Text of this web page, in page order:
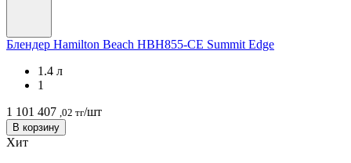
Блендер Hamilton Beach HBH855-CE Summit Edge
1.4 л
1
1 101 407 ,02 тг/шт
В корзину
Хит